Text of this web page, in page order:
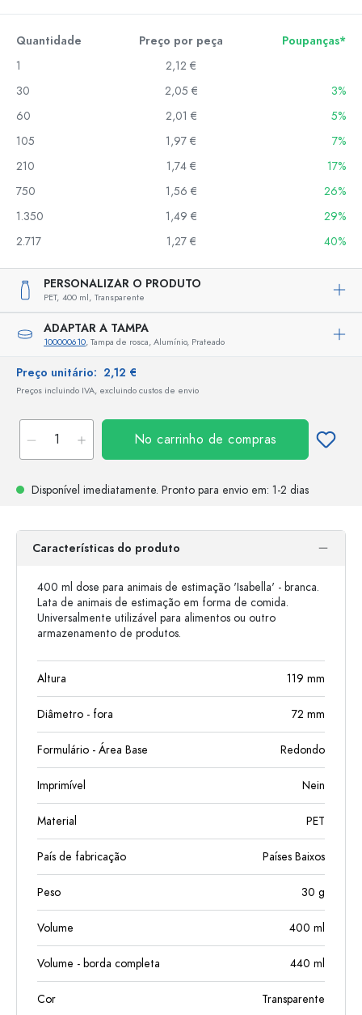
Quantidade Preço por peça
Poupanças*
1
2,12 €
30
2,05 €
3%
60
2,01 €
5%
105
1,97 €
7%
210
1,74 €
17%
750
1,56 €
26%
1.350
1,49 €
29%
2.717
1,27 € 40%
PERSONALIZAR O PRODUTO
PET, 400 ml, Transparente
ADAPTAR A TAMPA
100000610, Tampa de rosca, Alumínio, Prateado
Preço unitário: 2,12 €
Preços incluindo IVA, excluindo custos de envio
No carrinho de compras
Disponível imediatamente. Pronto para envio em: 1-2 dias
Características do produto
400 ml dose para animais de estimação 'Isabella' - branca.
Lata de animais de estimação em forma de comida.
Universalmente utilizável para alimentos ou outro
armazenamento de produtos.
Altura 119 mm
Diâmetro - fora 72 mm
Formulário - Área Base Redondo
Imprimível Nein
Material PET
País de fabricação Países Baixos
Peso 30 g
Volume 400 ml
Volume - borda completa 440 ml
Cor Transparente